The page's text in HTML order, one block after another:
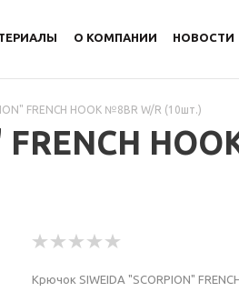
О КОМПАНИИ НОВОСТИ
FRENCH HOOK №8BR W/R (10шт.)
Крючок SIWEIDA "SCORPION"